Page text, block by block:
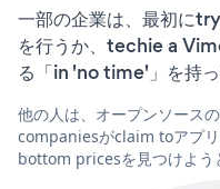
一部の企業は、最初に
を行うか、techie a
る「in 'no time'」を持っ
他の人は、オープンソース
companiesがclaim toアプ
bottom pricesを見つけよう